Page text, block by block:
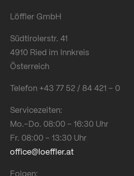
Löffler GmbH
Südtirolerstr. 41
4910 Ried im Innkreis
Österreich
Telefon +43 77 52 / 84 421 – 0
Servicezeiten:
Mo.–Do. 08:00 – 16:30 Uhr
Fr. 08:00 – 13:30 Uhr
office@loeffler.at
Folgen: